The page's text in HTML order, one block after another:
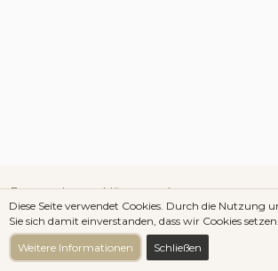
Datenschutzerklärung Impressum
Community-Software:WoltLab
Diese Seite verwendet Cookies. Durch die Nutzung
Sie sich damit einverstanden, dass wir Cookies setzen.
Weitere Informationen
Schließen